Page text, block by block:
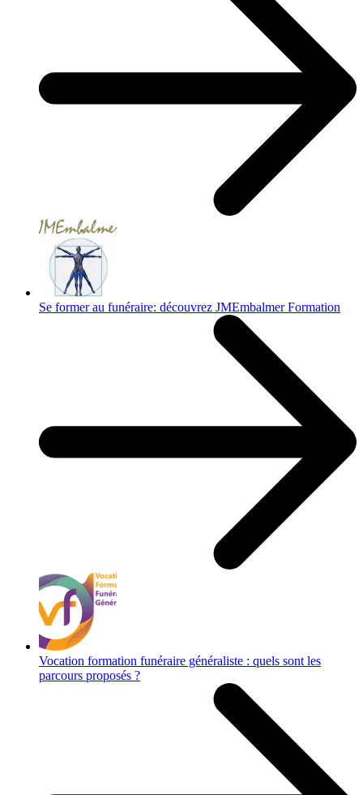
Se former au funéraire: découvrez JMEmbalmer Formation
Vocation formation funéraire généraliste : quels sont les
parcours proposés ?